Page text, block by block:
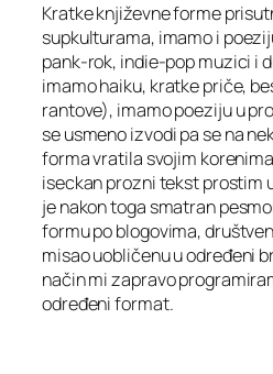
Kratke književne forme
supkulturama, imamo i
pank-rok, indie-pop muzici i
imamo haiku, kratke priče,
rantove), imamo poeziju u
se usmeno izvodi pa se na
forma vratila svojim
iseckan prozni tekst prostim
je nakon toga smatran
formu po blogovima,
misao uobličenu u određeni
način mi zapravo
određeni format.